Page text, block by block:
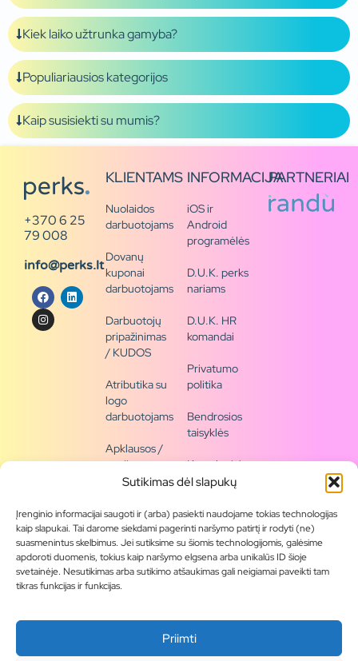
Sutikimas dėl slapukų
Įrenginio informacijai saugoti ir (arba) pasiekti naudojame tokias technologijas
kaip slapukai. Tai darome siekdami pagerinti naršymo patirtį ir rodyti (ne)
suasmenintus skelbimus. Jei sutiksime su šiomis technologijomis, galėsime
apdoroti duomenis, tokius kaip naršymo elgsena arba unikalūs ID šioje
svetainėje. Nesutikimas arba sutikimo atšaukimas gali neigiamai paveikti tam
tikras funkcijas ir funkcijas.
Priimti
Kiek laiko užtrunka gamyba?
Populiariausios kategorijos
Kaip susisiekti su mumis?
+370 6 25
79 008
info@perks.lt
KLIENTAMS
Nuolaidos
darbuotojams
Dovanų
kuponai
darbuotojams
Darbuotojų
pripažinimas
/ KUDOS
Atributika su
logo
darbuotojams
Apklausos /
naujienų
siena
Tapkite
partneriu
Visas
produktų
asortimentas
Produktų
INFORMACIJA
iOS ir
Android
programėlės
D.U.K. perks
nariams
D.U.K. HR
komandai
Privatumo
politika
Bendrosios
taisyklės
Kontaktai /
rekvizitai
PARTNERIAI